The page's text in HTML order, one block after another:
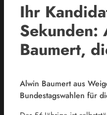
Ihr
Sekunden:
Baumert,
Alwin Baumert aus
Bundestagswahlen für